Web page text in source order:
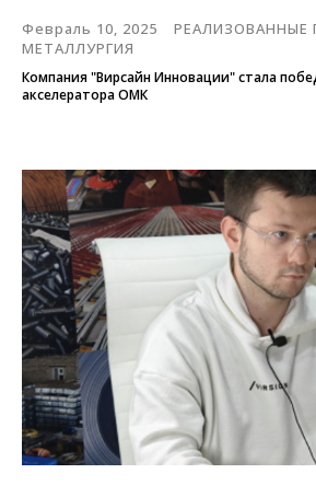
Февраль 10, 2025
РЕАЛИЗОВАННЫЕ
МЕТАЛЛУРГИЯ
Компания "Вирсайн Инновации" стала
акселератора ОМК